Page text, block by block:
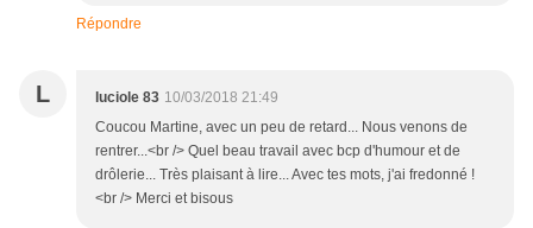
Répondre
L luciole 83 10/03/2018 21:49
Coucou Martine, avec un peu de retard... Nous venons de
rentrer...<br /> Quel beau travail avec bcp d'humour et de
drôlerie... Très plaisant à lire... Avec tes mots, j'ai fredonné !
<br /> Merci et bisous